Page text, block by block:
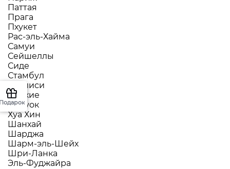
Паттая
Прага
Пхукет
Рас-эль-Хайма
Самуи
Сейшеллы
Сиде
Стамбул
Тбилиси
Фетхие
Фукуок
Хуа Хин
Шанхай
Шарджа
Шарм-эль-Шейх
Шри-Ланка
Эль-Фуджайра